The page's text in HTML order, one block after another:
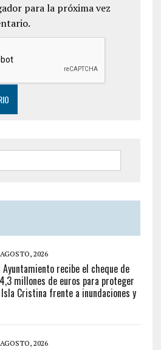
para la próxima vez
2026
Ayuntamiento recibe el cheque de
millones de euros para proteger
Cristina frente a inundaciones y
2026